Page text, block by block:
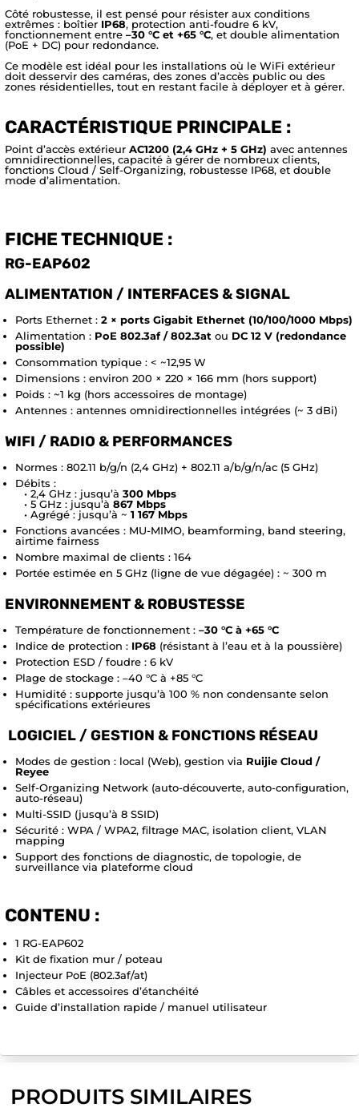
Côté robustesse, il est pensé pour résister aux conditions
extrêmes : boîtier IP68, protection anti-foudre 6 kV,
fonctionnement entre –30 °C et +65 °C, et double alimentation
(PoE + DC) pour redondance.
Ce modèle est idéal pour les installations où le WiFi extérieur
doit desservir des caméras, des zones d’accès public ou des
zones résidentielles, tout en restant facile à déployer et à gérer.
CARACTÉRISTIQUE PRINCIPALE :
Point d’accès extérieur AC1200 (2,4 GHz + 5 GHz) avec antennes
omnidirectionnelles, capacité à gérer de nombreux clients,
fonctions Cloud / Self-Organizing, robustesse IP68, et double
mode d’alimentation.
FICHE TECHNIQUE :
RG-EAP602
ALIMENTATION / INTERFACES & SIGNAL
Ports Ethernet : 2 × ports Gigabit Ethernet (10/100/1000 Mbps)
Alimentation : PoE 802.3af / 802.3at ou DC 12 V (redondance
possible)
Consommation typique : < ~12,95 W
Dimensions : environ 200 × 220 × 166 mm (hors support)
Poids : ~1 kg (hors accessoires de montage)
Antennes : antennes omnidirectionnelles intégrées (~ 3 dBi)
WIFI / RADIO & PERFORMANCES
Normes : 802.11 b/g/n (2,4 GHz) + 802.11 a/b/g/n/ac (5 GHz)
Débits :
• 2,4 GHz : jusqu’à 300 Mbps
• 5 GHz : jusqu’à 867 Mbps
• Agrégé : jusqu’à ~ 1 167 Mbps
Fonctions avancées : MU-MIMO, beamforming, band steering,
airtime fairness
Nombre maximal de clients : 164
Portée estimée en 5 GHz (ligne de vue dégagée) : ~ 300 m
ENVIRONNEMENT & ROBUSTESSE
Température de fonctionnement : –30 °C à +65 °C
Indice de protection : IP68 (résistant à l’eau et à la poussière)
Protection ESD / foudre : 6 kV
Plage de stockage : –40 °C à +85 °C
Humidité : supporte jusqu’à 100 % non condensante selon
spécifications extérieures
LOGICIEL / GESTION & FONCTIONS RÉSEAU
Modes de gestion : local (Web), gestion via Ruijie Cloud /
Reyee
Self-Organizing Network (auto-découverte, auto-configuration,
auto-réseau)
Multi-SSID (jusqu’à 8 SSID)
Sécurité : WPA / WPA2, filtrage MAC, isolation client, VLAN
mapping
Support des fonctions de diagnostic, de topologie, de
surveillance via plateforme cloud
CONTENU :
1 RG-EAP602
Kit de fixation mur / poteau
Injecteur PoE (802.3af/at)
Câbles et accessoires d’étanchéité
Guide d’installation rapide / manuel utilisateur
PRODUITS SIMILAIRES